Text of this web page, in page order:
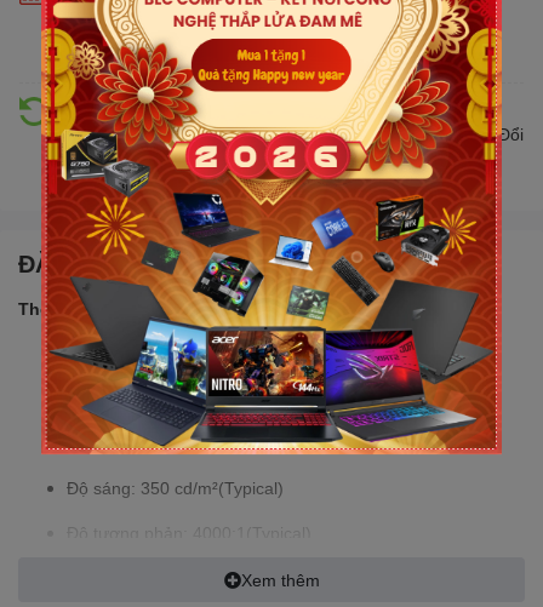
Giá tốt hơn từ 10% - 30% so với thị trường. Liên tục cập
nhật giá mới nhất, cạnh tranh
Hỗ trợ đổi trả
Đổi trả hàng lên đến 30 ngày nếu có lỗi do nhà sản xuất. Đổi
trả hàng không cần lý do với mức phí ưu đãi
ĐẶC ĐIỂM NỔI BẬT
Thông số sản phẩm:
Mã sản phẩm: VG2724FC1
Màu sắc: Đen
Loại màn hình: Cong R:1500
Độ sáng: 350 cd/m²(Typical)
Độ tương phản: 4000:1(Typical)
Màu sắc hiển thị: 16.7MXem thêm